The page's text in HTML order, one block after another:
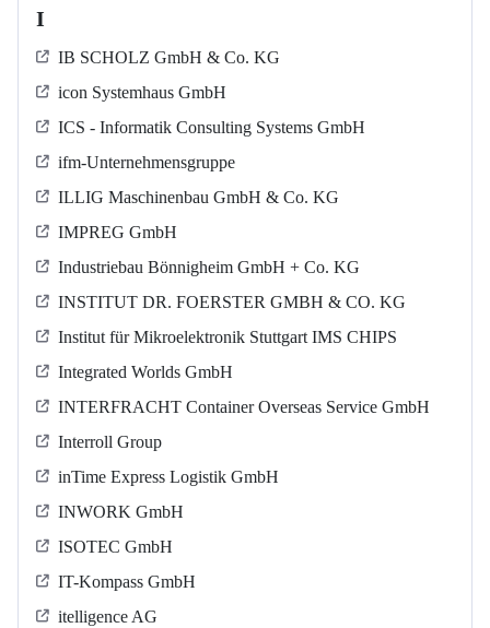
I
IB SCHOLZ GmbH & Co. KG
icon Systemhaus GmbH
ICS - Informatik Consulting Systems GmbH
ifm-Unternehmensgruppe
ILLIG Maschinenbau GmbH & Co. KG
IMPREG GmbH
Industriebau Bönnigheim GmbH + Co. KG
INSTITUT DR. FOERSTER GMBH & CO. KG
Institut für Mikroelektronik Stuttgart IMS CHIPS
Integrated Worlds GmbH
INTERFRACHT Container Overseas Service GmbH
Interroll Group
inTime Express Logistik GmbH
INWORK GmbH
ISOTEC GmbH
IT-Kompass GmbH
itelligence AG